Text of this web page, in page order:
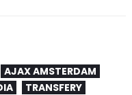
AJAX AMSTERDAM
TRANSFERY